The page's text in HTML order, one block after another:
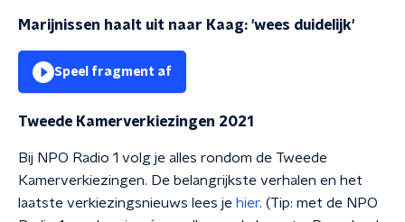
Marijnissen haalt uit naar Kaag: 'wees duidelijk'
Speel fragment af
Tweede Kamerverkiezingen 2021
Bij NPO Radio 1 volg je alles rondom de Tweede
Kamerverkiezingen. De belangrijkste verhalen en het
laatste verkiezingsnieuws lees je hier. (Tip: met de NPO